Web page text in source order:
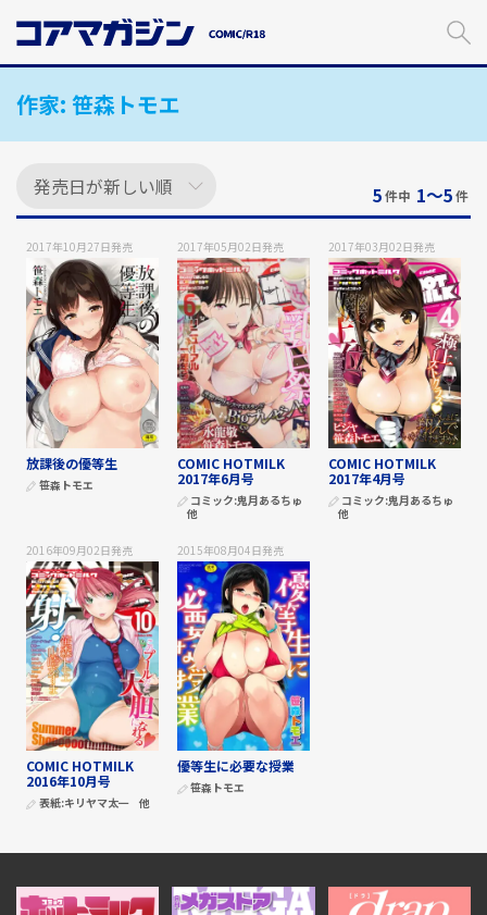
ン
作家: 笹森トモエ
5件中 1〜5件
2017年10月27日発売
放課後の優等生
笹森トモエ
2017年05月02日発売
COMIC HOTMILK
2017年6月号
コミック:鬼月あるちゅ
他
2017年03月02日発売
COMIC HOTMILK
2017年4月号
コミック:鬼月あるちゅ
他
2016年09月02日発売
COMIC HOTMILK
2016年10月号
表紙:キリヤマ太一 他
2015年08月04日発売
優等生に必要な授業
笹森トモエ